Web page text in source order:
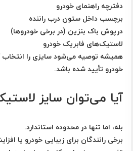
دفترچه راهنمای خودرو
برچسب داخل ستون درب راننده
درپوش باک بنزین (در برخی خودروها)
لاستیک‌های فابریک خودرو
همیشه توصیه می‌شود سایزی را انتخاب
خودرو تأیید شده باشد.
آیا می‌توان سایز
بله، اما تنها در محدوده استاندارد.
برخی رانندگان برای زیبایی خودرو یا